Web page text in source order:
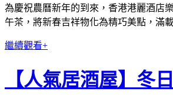
為慶祝農曆新年的到來，香港港麗酒店
午茶，將新春吉祥物化為精巧美點，滿
繼續觀看+
【人氣居酒屋】冬